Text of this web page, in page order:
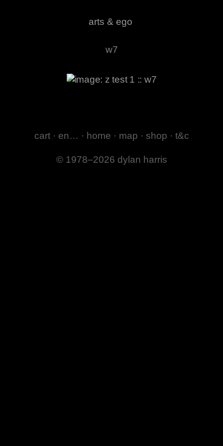
arts & ego
w7
cart · en… · home · map · shop · t&c
© 1978–2026 dylan harris